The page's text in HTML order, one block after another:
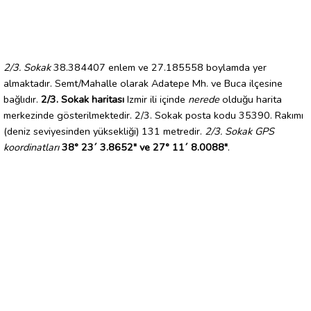
2/3. Sokak38.384407 enlem ve 27.185558 boylamda yer
almaktadır. Semt/Mahalle olarak Adatepe Mh. ve Buca ilçesine
bağlıdır. 2/3. Sokak haritası Izmir ili içinde nerede olduğu harita
merkezinde gösterilmektedir. 2/3. Sokak posta kodu 35390. Rakımı
(deniz seviyesinden yüksekliği) 131 metredir. 2/3. Sokak GPS
koordinatları 38° 23´ 3.8652" ve 27° 11´ 8.0088".